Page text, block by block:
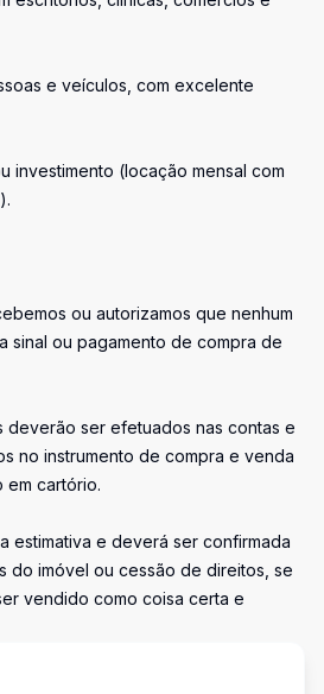
e veículos, com excelente
investimento (locação mensal com
ou autorizamos que nenhum
sinal ou pagamento de compra de
deverão ser efetuados nas contas e
no instrumento de compra e venda
em cartório.
estimativa e deverá ser confirmada
do imóvel ou cessão de direitos, se
vendido como coisa certa e